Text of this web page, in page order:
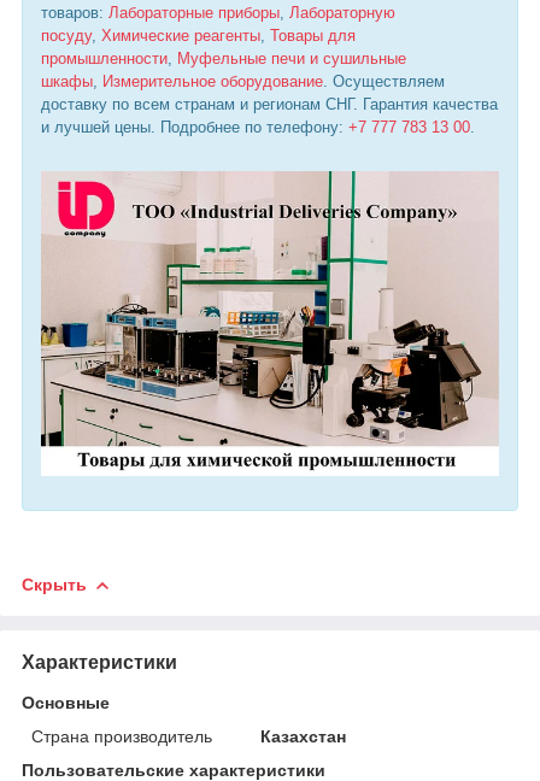
товаров: Лабораторные приборы Лабораторную
посуду, Химические реагенты Товары для
промышленности Муфельные печи и сушильные
шкафы Измерительное оборудование . Осуществляем
доставку по всем странам и регионам СНГ. Гарантия качества
и лучшей цены. Подробнее по телефону: +7 777 783 13 00
Скрыть
Характеристики
Основные
Страна производитель
Казахстан
Пользовательские характеристики